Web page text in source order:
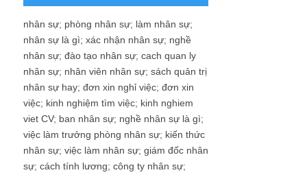
nhân sự; phòng nhân sự; làm nhân sự;
nhân sự là gì; xác nhận nhân sự; nghề
nhân sự; đào tạo nhân sự; cach quan ly
nhân sự; nhân viên nhân sự; sách quản trị
nhân sự hay; đơn xin nghỉ việc; đơn xin
việc; kinh nghiệm tìm việc; kinh nghiem
viet CV; ban nhân sự; nghề nhân sự là gì;
việc làm trưởng phòng nhân sự; kiến thức
nhân sự; việc làm nhân sự; giám đốc nhân
sự; cách tính lương; công ty nhân sự;